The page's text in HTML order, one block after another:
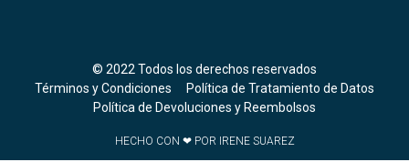
© 2022 Todos los derechos reservados
Términos y Condiciones
Política de Tratamiento de Datos
Política de Devoluciones y Reembolsos
HECHO CON ❤ POR IRENE SUAREZ